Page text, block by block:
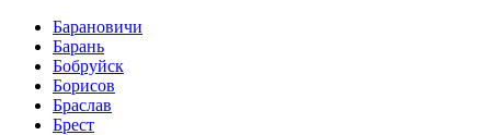
Барановичи
Барань
Бобруйск
Борисов
Браслав
Брест